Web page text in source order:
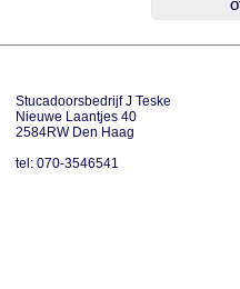
Stucadoorsbedrijf J Teske
Nieuwe Laantjes 40
2584RW Den Haag
tel: 070-3546541